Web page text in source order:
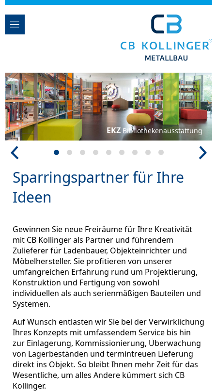
EKZ Bibliothekenausstattung
Sparringspartner für Ihre
Ideen
Gewinnen Sie neue Freiräume für Ihre Kreativität
mit CB Kollinger als Partner und führendem
Zulieferer für Ladenbauer, Objekteinrichter und
Möbelhersteller. Sie profitieren von unserer
umfangreichen Erfahrung rund um Projektierung,
Konstruktion und Fertigung von sowohl
individuellen als auch serienmäßigen Bauteilen und
Systemen.
Auf Wunsch entlasten wir Sie bei der Verwirklichung
Ihres Konzepts mit umfassendem Service bis hin
zur Einlagerung, Kommissionierung, Überwachung
von Lagerbeständen und termintreuen Lieferung
direkt ins Objekt. So bleibt Ihnen mehr Zeit für das
Wesentliche, um alles Andere kümmert sich CB
Kollinger.